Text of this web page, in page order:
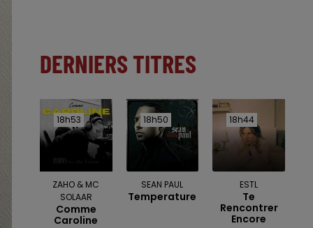
DERNIERS TITRES
18h53
18h53
ZAHO & MC
SOLAAR
Comme
Caroline
18h50
18h50
SEAN PAUL
Temperature
18h44
18h44
ESTL
Te
Rencontrer
Encore